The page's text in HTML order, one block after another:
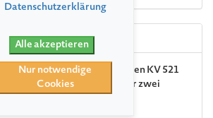
Dur für Klavier zu vier Händen KV 521
und Variationen B-Dur für zwei
zu vier Händen
Datenschutzerklärung
Alle akzeptieren
Nur notwendige
Cookies